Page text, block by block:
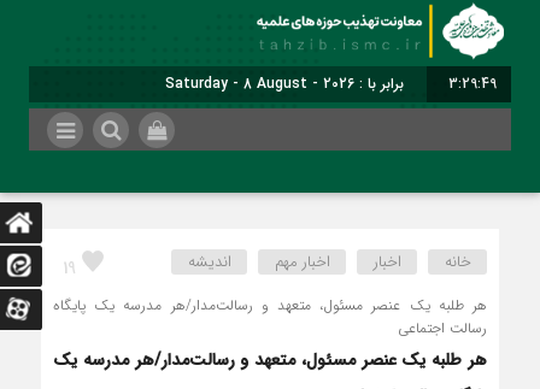
3:29:50 برابر با : Saturday - 8 August - 2026
19 خانه اخبار اخبار مهم اندیشه
هر طلبه یک عنصر مسئول، متعهد و رسالت‌مدار/هر مدرسه یک پایگاه
رسالت اجتماعی
هر طلبه یک عنصر مسئول، متعهد و رسالت‌مدار/هر مدرسه یک